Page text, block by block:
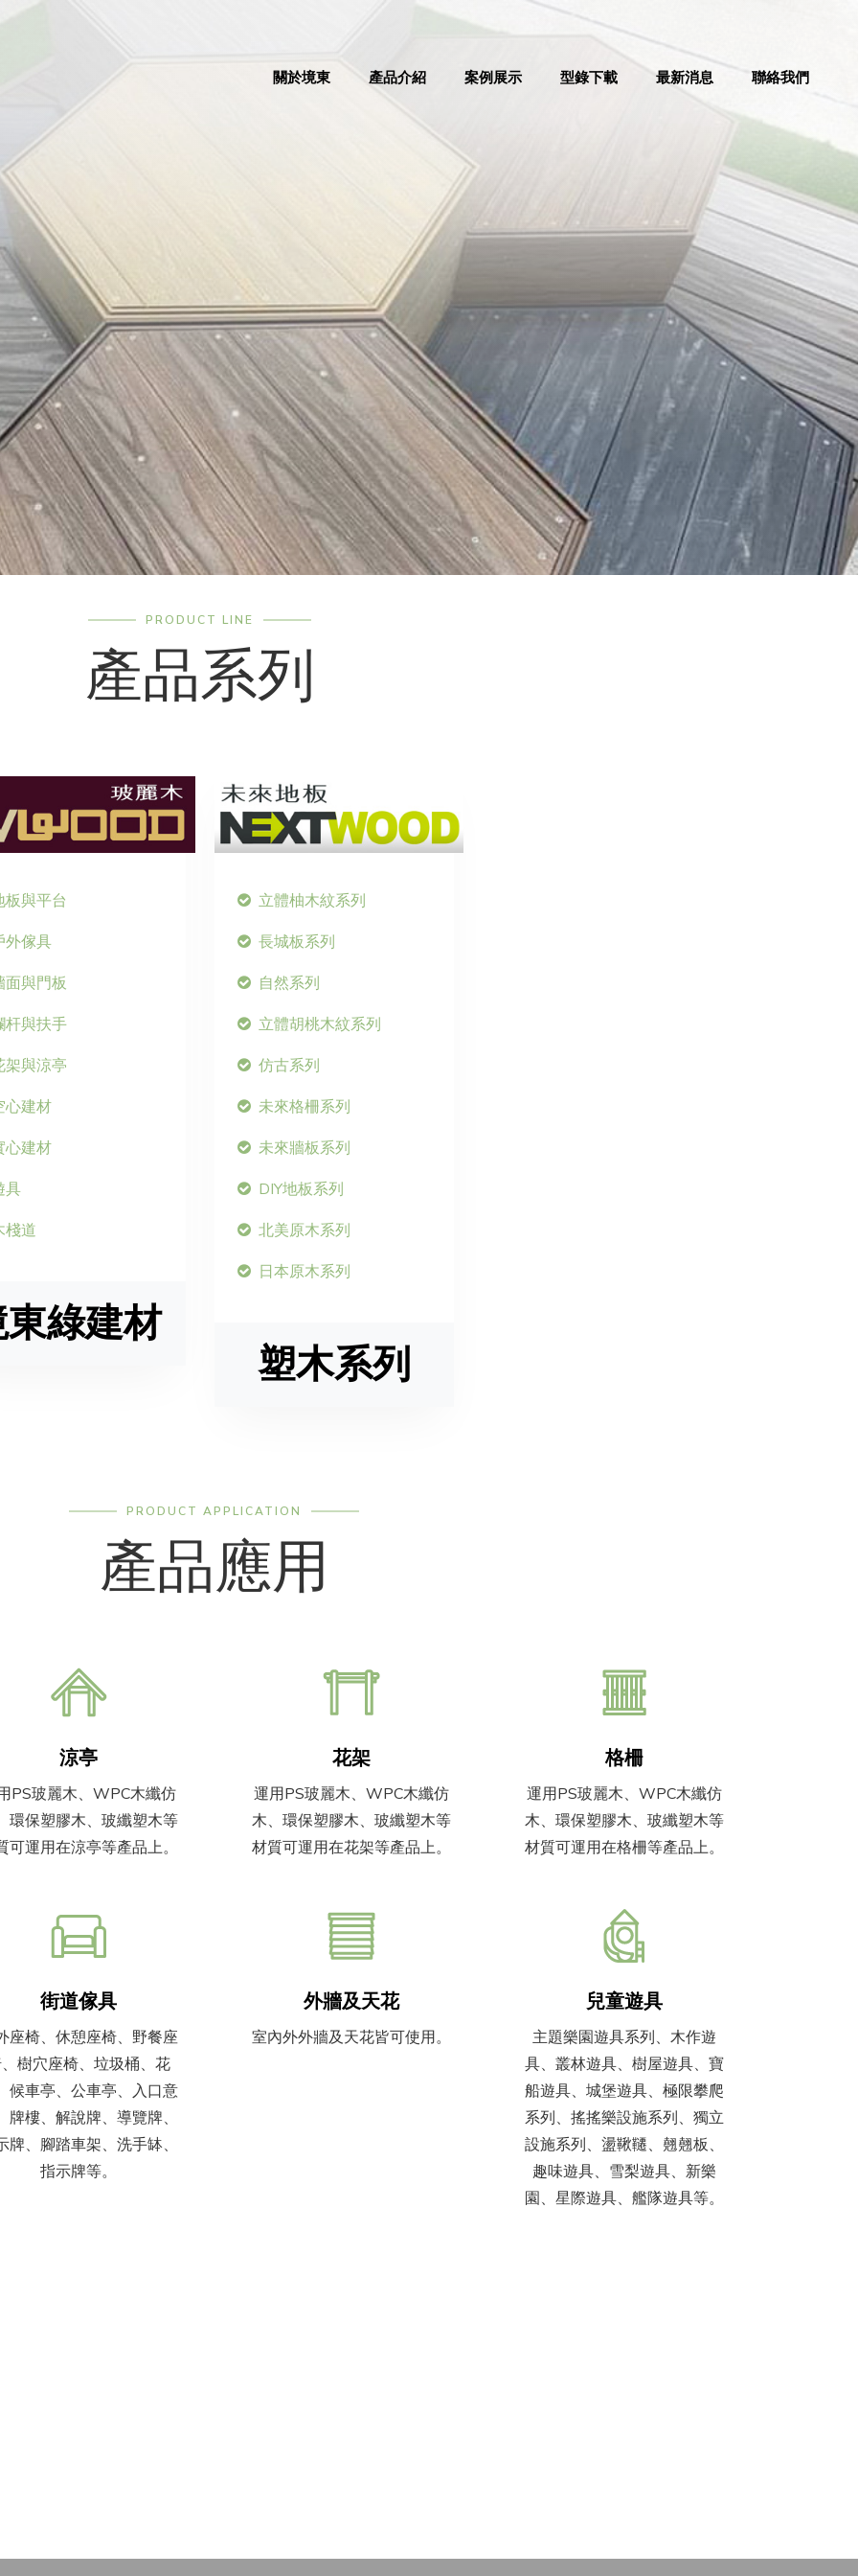
關於境東 產品介紹 案例展示 型錄下載 最新消息 聯絡我們
PRODUCT LINE
產品系列
板與平台
外傢具
面與門板
杆與扶手
架與涼亭
心建材
心建材
具
棧道
綠建材
立體柚木紋系列
長城板系列
自然系列
立體胡桃木紋系列
仿古系列
未來格柵系列
未來牆板系列
DIY地板系列
北美原木系列
日本原木系列
塑木系列
PRODUCT APPLICATION
產品應用
涼亭
PS玻麗木、WPC木纖仿
環保塑膠木、玻纖塑木等
可運用在涼亭等產品上。
花架
運用PS玻麗木、WPC木纖仿
木、環保塑膠木、玻纖塑木等
材質可運用在花架等產品上。
格柵
運用PS玻麗木、WPC木纖仿
木、環保塑膠木、玻纖塑木等
材質可運用在格柵等產品上。
街道傢具
座椅、休憩座椅、野餐座
樹穴座椅、垃圾桶、花
候車亭、公車亭、入口意
牌樓、解說牌、導覽牌、
牌、腳踏車架、洗手缽、
指示牌等。
外牆及天花
室內外外牆及天花皆可使用。
兒童遊具
主題樂園遊具系列、木作遊
具、叢林遊具、樹屋遊具、寶
船遊具、城堡遊具、極限攀爬
系列、搖搖樂設施系列、獨立
設施系列、盪鞦韆、翹翹板、
趣味遊具、雪梨遊具、新樂
園、星際遊具、艦隊遊具等。